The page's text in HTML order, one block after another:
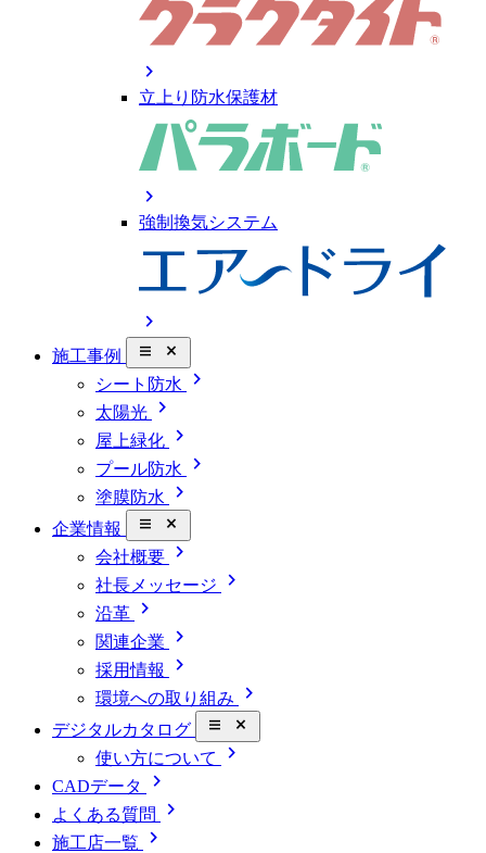
chevron_right
立上り防水保護材
chevron_right
強制換気システム
chevron_right
施工事例 close_small
シート防水 chevron_right
太陽光 chevron_right
屋上緑化 chevron_right
プール防水 chevron_right
塗膜防水 chevron_right
企業情報 close_small
会社概要 chevron_right
社長メッセージ chevron_right
沿革 chevron_right
関連企業 chevron_right
採用情報 chevron_right
環境への取り組み chevron_right
デジタルカタログ close_small
使い方について chevron_right
CADデータ chevron_right
よくある質問 chevron_right
施工店一覧
chevron_right